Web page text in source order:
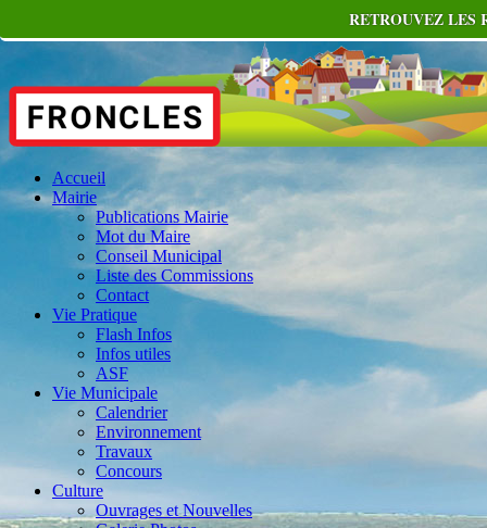
Accueil
Mairie
Publications Mairie
Mot du Maire
Conseil Municipal
Liste des Commissions
Contact
Vie Pratique
Flash Infos
Infos utiles
ASF
Vie Municipale
Calendrier
Environnement
Travaux
Concours
Culture
Ouvrages et Nouvelles
RETROUVEZ LES